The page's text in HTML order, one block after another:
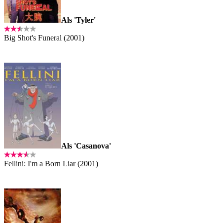
Als 'Tyler'
Big Shot's Funeral (2001)
Als 'Casanova'
Fellini: I'm a Born Liar (2001)